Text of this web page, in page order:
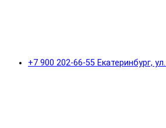
+7 900 202-66-55 Екатеринбург,